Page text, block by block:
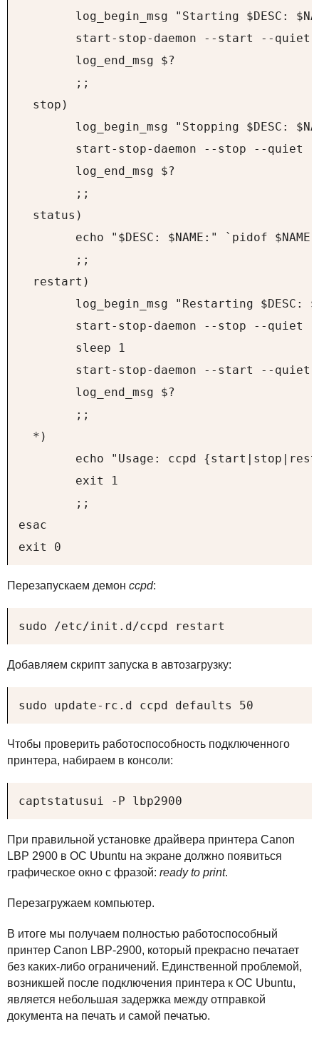
log_begin_msg "Starting $DESC:
start-stop-daemon --start --quiet
        log_end_msg $?
        ;;
  stop)
log_begin_msg "Stopping $DESC:
start-stop-daemon --stop --quiet
        log_end_msg $?
        ;;
  status)
        echo "$DESC: $NAME:" `pidof $NAME`
        ;;
  restart)
log_begin_msg "Restarting $DESC:
start-stop-daemon --stop --quiet
        sleep 1
start-stop-daemon --start --quiet
        log_end_msg $?
        ;;
  *)
echo "Usage: ccpd
        exit 1
        ;;
esac
exit 0
Перезапускаем демон ccpd:
sudo /etc/init.d/ccpd restart
Добавляем скрипт запуска в автозагрузку:
sudo update-rc.d ccpd defaults 50
Чтобы проверить работоспособность подключенного
принтера, набираем в консоли:
captstatusui -P lbp2900
При правильной установке драйвера принтера Canon
LBP 2900 в ОС Ubuntu на экране должно появиться
графическое окно с фразой: ready to print.
Перезагружаем компьютер.
В итоге мы получаем полностью работоспособный
принтер Canon LBP-2900, который прекрасно печатает
без каких-либо ограничений. Единственной проблемой,
возникшей после подключения принтера к ОС Ubuntu,
является небольшая задержка между отправкой
документа на печать и самой печатью.